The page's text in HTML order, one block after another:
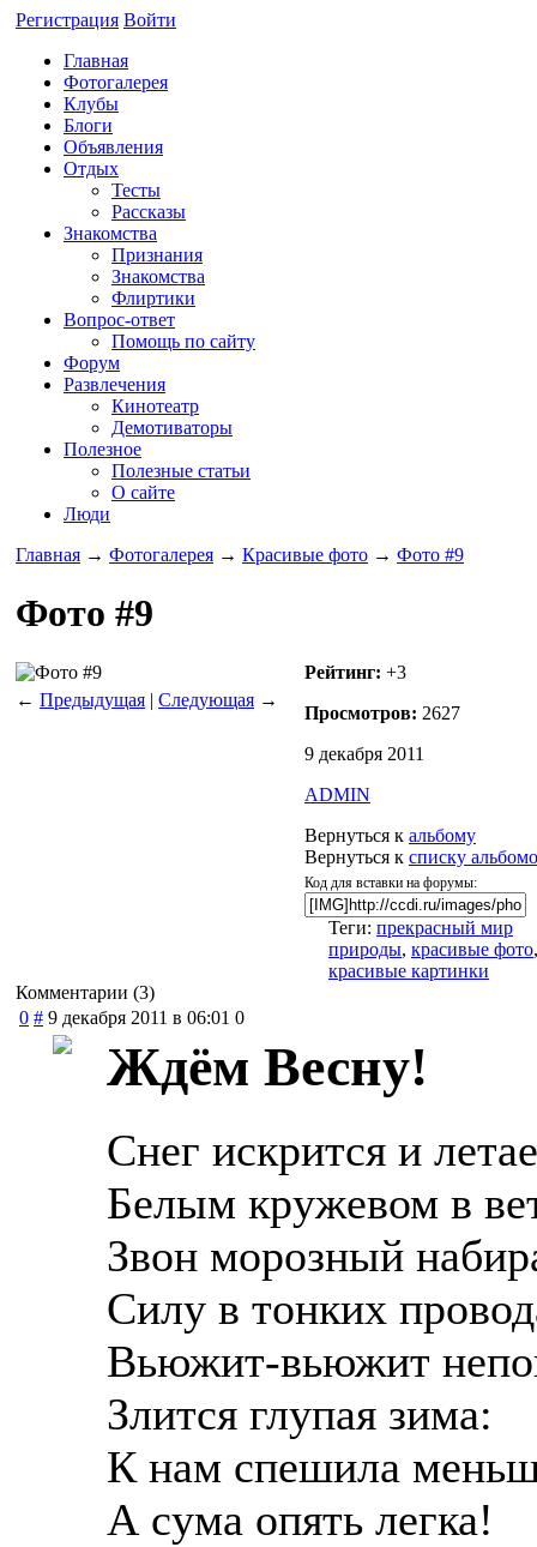
Регистрация Войти
Главная
Фотогалерея
Клубы
Блоги
Объявления
Отдых
Тесты
Рассказы
Знакомства
Признания
Знакомства
Флиртики
Вопрос-ответ
Помощь по сайту
Форум
Развлечения
Кинотеатр
Демотиваторы
Полезное
Полезные статьи
О сайте
Люди
Главная → Фотогалерея → Красивые фото → Фото #9
Фото #9
← Предыдущая | Следующая →
Рейтинг: +3
Просмотров: 2627
9 декабря 2011
ADMIN
Вернуться к альбому
Вернуться к списку
Код для вставки на форумы:
Теги: прекрасный мир
природы, красивые фото,
красивые картинки
Комментарии (3)
0 # 9 декабря 2011 в 06:01 0
Ждём Весну!
Снег искрится и
Белым кружевом в
Звон морозный
Силу в тонких
Вьюжит-вьюжит
Злится глупая зима:
К нам спешила
А сума опять легка!